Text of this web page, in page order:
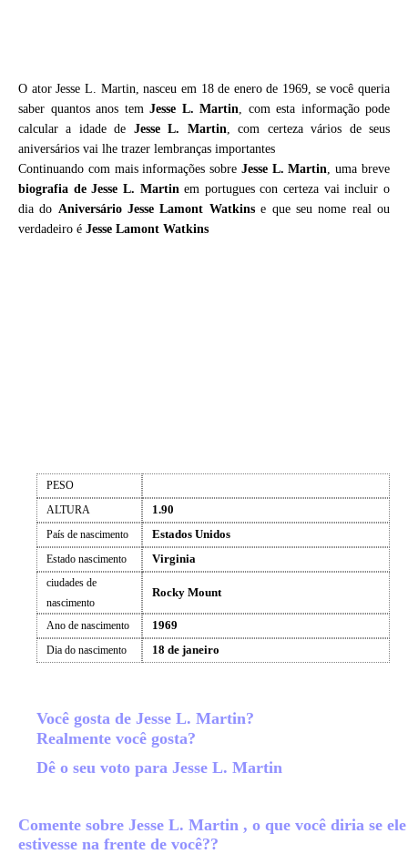
O ator Jesse L. Martin, nasceu em 18 de enero de 1969, se você queria
saber quantos anos tem Jesse L. Martin, com esta informação pode
calcular a idade de Jesse L. Martin, com certeza vários de seus
aniversários vai lhe trazer lembranças importantes
Continuando com mais informações sobre Jesse L. Martin, uma breve
biografia deJesse L. Martinem portugues con certeza vai incluir o
dia do Aniversário Jesse Lamont Watkinse que seu nome real ou
verdadeiro é Jesse Lamont Watkins
PESO
ALTURA
1.90
País de nascimento Estados Unidos
Estado nascimento Virginia
ciudades de
nascimento
Rocky Mount
Ano de nascimento 1969
Dia do nascimento 18 de janeiro
Você gosta de Jesse L. Martin?
Realmente você gosta?
Dê o seu voto para Jesse L. Martin
Comente sobre Jesse L. Martin , o que você diria se ele
estivesse na frente de você??